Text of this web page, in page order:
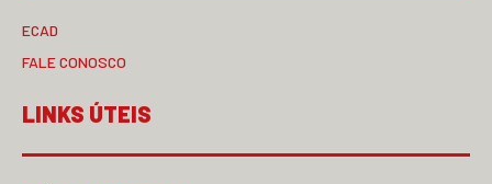
ECAD
FALE CONOSCO
LINKS ÚTEIS